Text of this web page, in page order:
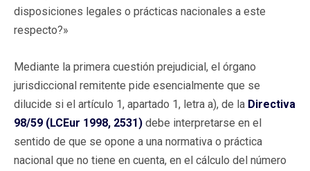
disposiciones legales o prácticas nacionales a este
respecto?»
Mediante la primera cuestión prejudicial, el órgano
jurisdiccional remitente pide esencialmente que se
dilucide si el artículo 1, apartado 1, letra a), de la Directiva
98/59 (LCEur 1998, 2531) debe interpretarse en el
sentido de que se opone a una normativa o práctica
nacional que no tiene en cuenta, en el cálculo del número